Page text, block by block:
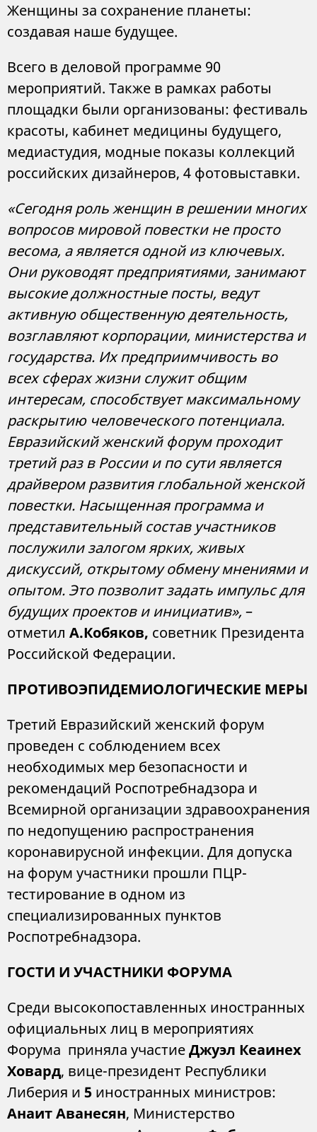
Женщины за сохранение планеты:
создавая наше будущее.
Всего в деловой программе 90
мероприятий. Также в рамках работы
площадки были организованы: фестиваль
красоты, кабинет медицины будущего,
медиастудия, модные показы коллекций
российских дизайнеров, 4 фотовыставки.
«Сегодня роль женщин в решении многих
вопросов мировой повестки не просто
весома, а является одной из ключевых.
Они руководят предприятиями, занимают
высокие должностные посты, ведут
активную общественную деятельность,
возглавляют корпорации, министерства и
государства. Их предприимчивость во
всех сферах жизни служит общим
интересам, способствует максимальному
раскрытию человеческого потенциала.
Евразийский женский форум проходит
третий раз в России и по сути является
драйвером развития глобальной женской
повестки. Насыщенная программа и
представительный состав участников
послужили залогом ярких, живых
дискуссий, открытому обмену мнениями и
опытом. Это позволит задать импульс для
будущих проектов и инициатив», –
отметил А.Кобяков, советник Президента
Российской Федерации.
ПРОТИВОЭПИДЕМИОЛОГИЧЕСКИЕ МЕРЫ
Третий Евразийский женский форум
проведен с соблюдением всех
необходимых мер безопасности и
рекомендаций Роспотребнадзора и
Всемирной организации здравоохранения
по недопущению распространения
коронавирусной инфекции. Для допуска
на форум участники прошли ПЦР-
тестирование в одном из
специализированных пунктов
Роспотребнадзора.
ГОСТИ И УЧАСТНИКИ ФОРУМА
Среди высокопоставленных иностранных
официальных лиц в мероприятиях
Форума приняла участиеДжуэл Кеаинех
Ховард, вице-президент Республики
Либерия и 5 иностранных министров:
Анаит Аванесян, Министерство